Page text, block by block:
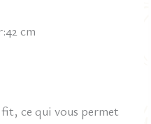
cm
ce qui vous permet